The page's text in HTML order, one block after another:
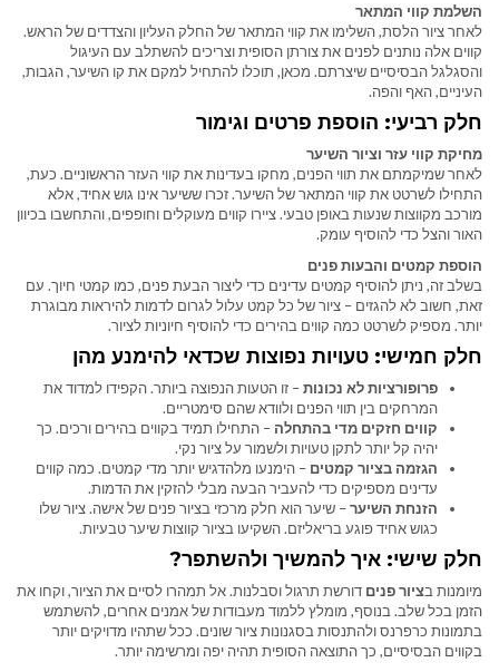
השלמת קווי המתאר
לאחר ציור הלסת, השלימו את קווי המתאר של החלק העליון והצדדים של הראש.
קווים אלה נותנים לפנים את צורתן הסופית וצריכים להשתלב עם העיגול
והסגלגל הבסיסיים שיצרתם. מכאן, תוכלו להתחיל למקם את קו השיער, הגבות,
העיניים, האף והפה.
חלק רביעי: הוספת פרטים וגימור
מחיקת קווי עזר וציור השיער
לאחר שמיקמתם את תווי הפנים, מחקו בעדינות את קווי העזר הראשוניים. כעת,
התחילו לשרטט את קווי המתאר של השיער. זכרו ששיער אינו גוש אחיד, אלא
מורכב מקווצות שנעות באופן טבעי. ציירו קווים מעוקלים וחופפים, והתחשבו בכיוון
האור והצל כדי להוסיף עומק.
הוספת קמטים והבעות פנים
בשלב זה, ניתן להוסיף קמטים עדינים כדי ליצור הבעת פנים, כמו קמטי חיוך. עם
זאת, חשוב לא להגזים – ציור של כל קמט עלול לגרום לדמות להיראות מבוגרת
יותר. מספיק לשרטט כמה קווים בהירים כדי להוסיף חיוניות לציור.
חלק חמישי: טעויות נפוצות שכדאי להימנע מהן
פרופורציות לא נכונות– זו הטעות הנפוצה ביותר. הקפידו למדוד את
המרחקים בין תווי הפנים ולוודא שהם סימטריים.
קווים חזקים מדי בהתחלה – התחילו תמיד בקווים בהירים ורכים. כך
יהיה קל יותר לתקן טעויות ולשמור על ציור נקי.
הגזמה בציור קמטים – הימנעו מלהדגיש יותר מדי קמטים. כמה קווים
עדינים מספיקים כדי להעביר הבעה מבלי להזקין את הדמות.
הזנחת השיער– שיער הוא חלק מרכזי בציור פנים של אישה. ציור שלו
כגוש אחיד פוגע בריאליזם. השקיעו בציור קווצות שיער טבעיות.
חלק שישי: איך להמשיך ולהשתפר?
מיומנות בציור פנים דורשת תרגול וסבלנות. אל תמהרו לסיים את הציור, וקחו את
הזמן בכל שלב. בנוסף, מומלץ ללמוד מעבודות של אמנים אחרים, להשתמש
בתמונות כרפרנס ולהתנסות בסגנונות ציור שונים. ככל שתהיו מדויקים יותר
בקווים הבסיסיים, כך התוצאה הסופית תהיה יפה ומרשימה יותר.